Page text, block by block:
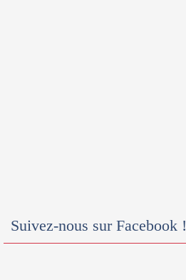
Suivez-nous sur Facebook !